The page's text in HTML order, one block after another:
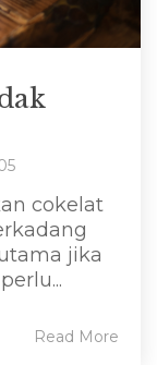
cokelat
jika
Read More